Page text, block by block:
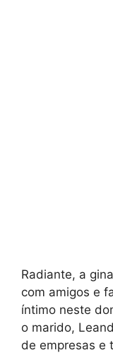
Radiante, a
com amigos e
íntimo neste
o marido,
de empresas e